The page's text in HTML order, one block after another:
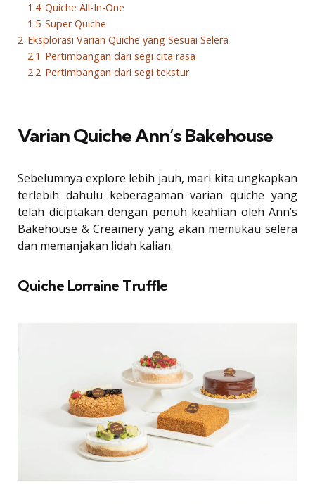
1.4 Quiche All-In-One
1.5 Super Quiche
2 Eksplorasi Varian Quiche yang Sesuai Selera
2.1 Pertimbangan dari segi cita rasa
2.2 Pertimbangan dari segi tekstur
Varian Quiche Ann’s Bakehouse
Sebelumnya explore lebih jauh, mari kita ungkapkan
terlebih dahulu keberagaman varian quiche yang
telah diciptakan dengan penuh keahlian oleh Ann’s
Bakehouse & Creamery yang akan memukau selera
dan memanjakan lidah kalian.
Quiche Lorraine Truffle